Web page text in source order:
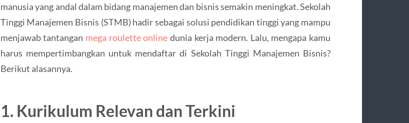
manusia yang andal dalam bidang manajemen dan bisnis semakin meningkat. Sekolah
Tinggi Manajemen Bisnis (STMB) hadir sebagai solusi pendidikan tinggi yang mampu
menjawab tantangan mega roulette online dunia kerja modern. Lalu, mengapa kamu
harus mempertimbangkan untuk mendaftar di Sekolah Tinggi Manajemen Bisnis?
Berikut alasannya.
1. Kurikulum Relevan dan Terkini